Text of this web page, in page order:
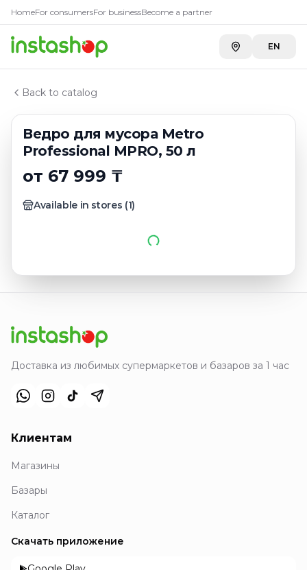
HomeFor consumersFor businessBecome a partner
EN
Back to catalog
Ведро для мусора Metro
Professional MPRO, 50 л
от 67 999 ₸
Available in stores (1)
Главная
Каталог
Предметы для дома
Ведро для мусора Metro Professional MPRO, 50 л
Доставка из любимых супермаркетов и базаров за 1 час
Клиентам
Магазины
Базары
Каталог
Скачать приложение